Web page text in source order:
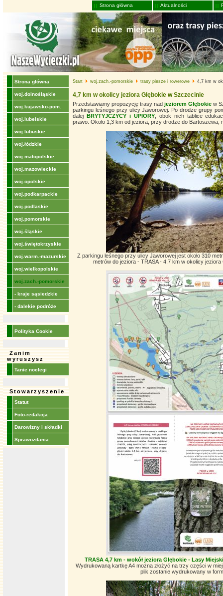
Strona główna Aktualności
Strona główna
woj.dolnośląskie
woj.kujawsko-pom.
woj.lubelskie
woj.lubuskie
woj.łódzkie
woj.małopolskie
woj.mazowieckie
woj.opolskie
woj.podkarpackie
woj.podlaskie
woj.pomorskie
woj.śląskie
woj.świętokrzyskie
woj.warm.-mazurskie
woj.wielkopolskie
woj.zach.-pomorskie
- kraje sąsiedzkie
- dalekie podróże
Polityka Cookie
Zanim
wyruszysz
Tanie noclegi
Stowarzyszenie
Statut
Foto-redakcja
Darowizny i składki
Sprawozdania
Start woj.zach.-pomorskie trasy piesze i rowerowe 4,7 km w
4,7 km w okolicy jeziora Głębokie w Szczecinie
Przedstawiamy propozycję trasy nad jeziorem Głębokie w
parkingu leśnego przy ulicy Jaworowej. Po drodze grupy
dalej BRYTYJCZYCY i UPIORY, obok nich tablice
prawo. Około 1,3 km od jeziora, przy drodze do
Z parkingu leśnego przy ulicy Jaworowej jest około 310
metrów do jeziora - TRASA - 4,7 km w okolicy
TRASA 4,7 km - wokół jeziora Głębokie - Lasy
Wydrukowaną kartkę A4 można złożyć na trzy części w
plik zostanie wydrukowany w